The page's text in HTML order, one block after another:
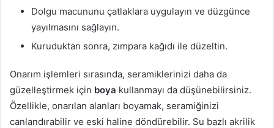
Dolgu macununu çatlaklara uygulayın ve düzgünce
yayılmasını sağlayın.
Kuruduktan sonra, zımpara kağıdı ile düzeltin.
Onarım işlemleri sırasında, seramiklerinizi daha da
güzelleştirmek için boya kullanmayı da düşünebilirsiniz.
Özellikle, onarılan alanları boyamak, seramiğinizi
canlandırabilir ve eski haline döndürebilir. Su bazlı akrilik